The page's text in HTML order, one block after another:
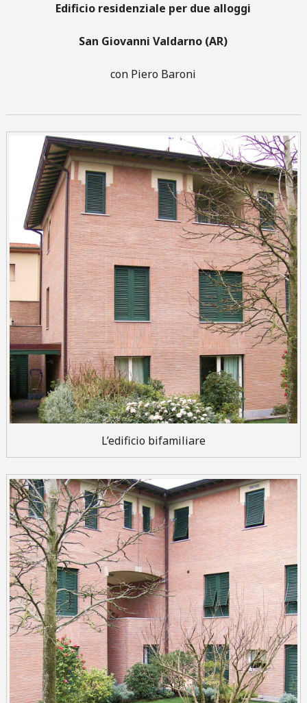
Edificio residenziale per due alloggi
San Giovanni Valdarno (AR)
con Piero Baroni
L’edificio bifamiliare